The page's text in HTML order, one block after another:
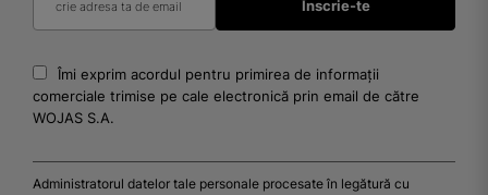
Îmi exprim acordul pentru primirea de informații
comerciale trimise pe cale electronică prin email de către
WOJAS S.A.
Administratorul datelor tale personale procesate în legătură cu